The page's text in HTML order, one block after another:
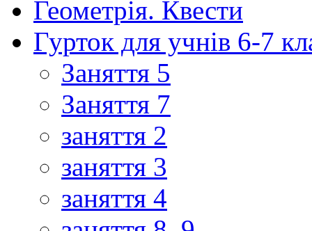
Геометрія. Квести
Гурток для учнів 6-7
Заняття 5
Заняття 7
заняття 2
заняття 3
заняття 4